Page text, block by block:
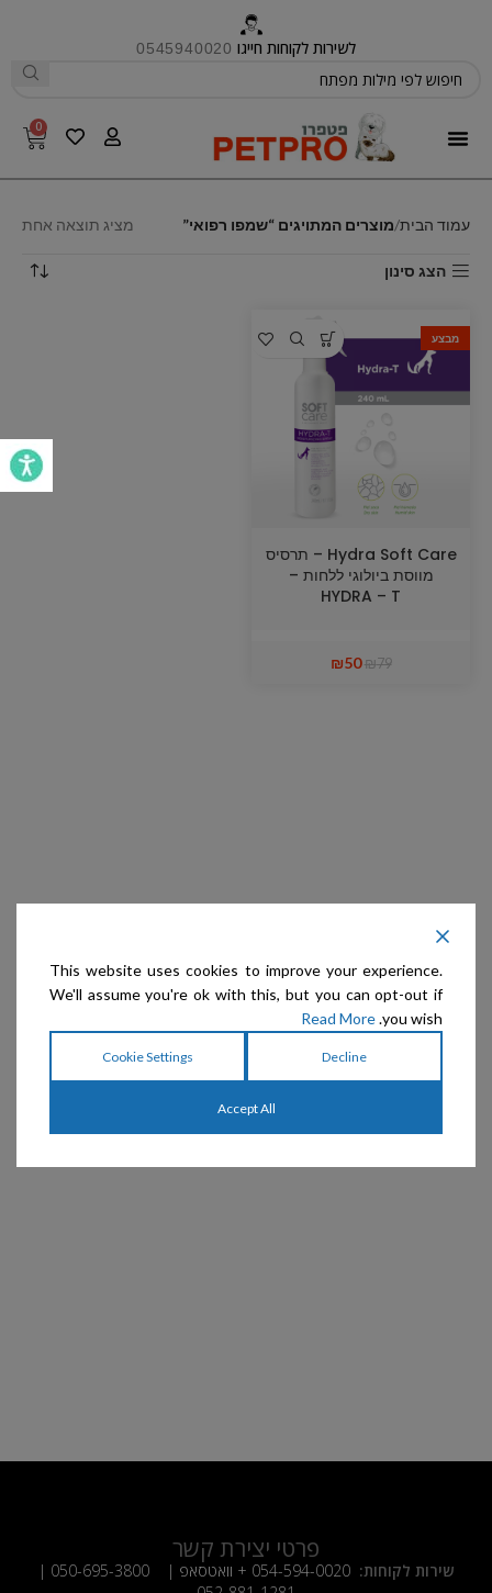
לשירות לקוחות חייגו 0545940020
0
עמוד הבית מוצרים המתויגים “שמפו רפואי” מציג תוצאה אחת
הצג סינון
מבצע
Hydra Soft Care – תרסיס
מווסת ביולוגי ללחות –
HYDRA – T
₪79
₪50
פרטי יצירת קשר
שירות לקוחות: 054-594-0020 + וואטסאפ | 050-695-3800
|
This website uses cookies to improve your experience.
We'll assume you're ok with this, but you can opt-out if
you wish.
Read More
Decline
Cookie Settings
Accept All